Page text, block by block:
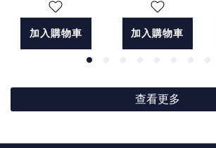
加入購物車 加入購物車
查看更多